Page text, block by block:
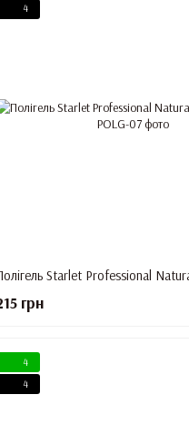
4
Starlet Professional
грн
4
4